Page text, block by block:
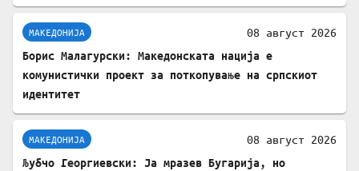
МАКЕДОНИЈА 08 август 2026
Борис Малагурски: Македонската нација е
комунистички проект за поткопување на српскиот
идентитет
МАКЕДОНИЈА 08 август 2026
Љубчо Георгиевски: Ја мразев Бугарија, но